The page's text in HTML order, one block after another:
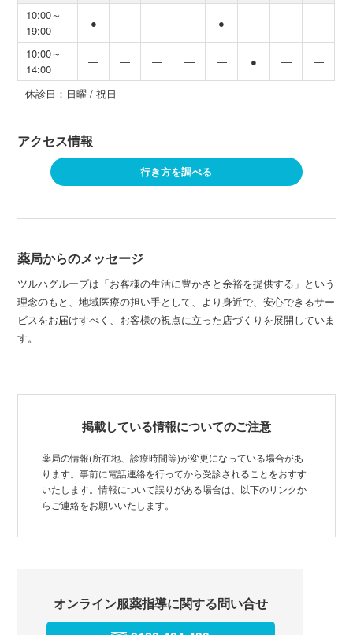
10:00～
19:00
● ― ― ― ● ― ― ―
10:00～
14:00
― ― ― ― ― ● ― ―
休診日：日曜 / 祝日
アクセス情報
行き方を調べる
薬局からのメッセージ
ツルハグループは「お客様の生活に豊かさと余裕を提供する」という
理念のもと、地域医療の担い手として、より身近で、安心できるサー
ビスをお届けすべく、お客様の視点に立った店づくりを展開していま
す。
掲載している情報についてのご注意
薬局の情報(所在地、診療時間等)が変更になっている場合があ
ります。事前に電話連絡を行ってから受診されることをおすす
いたします。情報について誤りがある場合は、以下のリンクか
らご連絡をお願いいたします。
オンライン服薬指導に関する問い合せ